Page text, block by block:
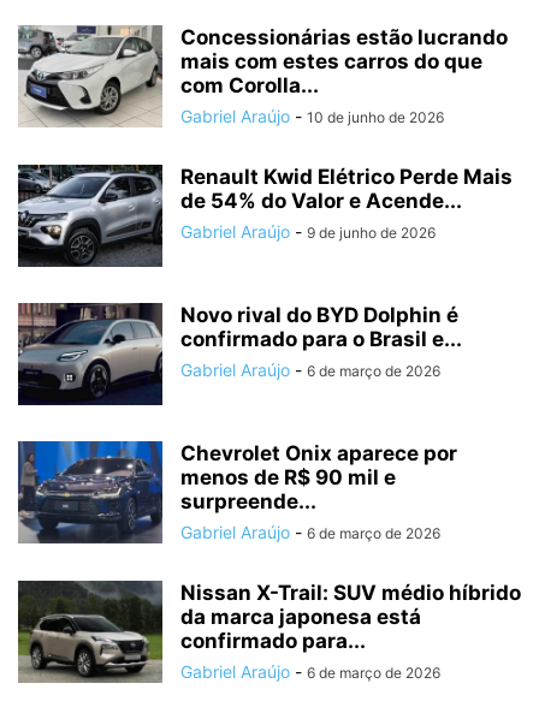
Concessionárias estão lucrando
mais com estes carros do que
com Corolla...
Gabriel Araújo - 10 de junho de 2026
Renault Kwid Elétrico Perde Mais
de 54% do Valor e Acende...
Gabriel Araújo - 9 de junho de 2026
Novo rival do BYD Dolphin é
confirmado para o Brasil e...
Gabriel Araújo - 6 de março de 2026
Chevrolet Onix aparece por
menos de R$ 90 mil e
surpreende...
Gabriel Araújo - 6 de março de 2026
Nissan X-Trail: SUV médio híbrido
da marca japonesa está
confirmado para...
Gabriel Araújo - 6 de março de 2026